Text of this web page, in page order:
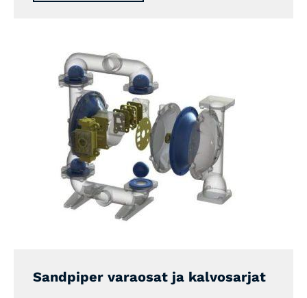
Sandpiper varaosat ja kalvosarjat